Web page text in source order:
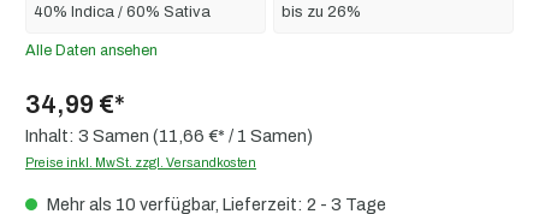
40% Indica / 60% Sativa
bis zu 26%
Alle Daten ansehen
34,99 €*
Inhalt: 3 Samen (11,66 €* / 1 Samen)
Preise inkl. MwSt. zzgl. Versandkosten
Mehr als 10 verfügbar, Lieferzeit: 2 - 3 Tage